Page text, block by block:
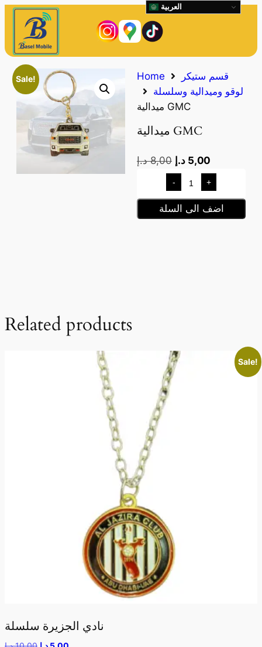
Sale! Home
قسم ستيكر
لوقو وميدالية وسلسلة
ميدالية GMC
ميدالية GMC
8,00 د.إ 5,00 د.إ
- +
اضف الى السلة
Related products
Sale!
نادي الجزيرة سلسلة
العربية